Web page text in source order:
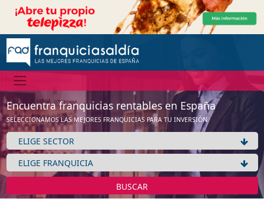
Encuentra franquicias rentables en España
SELECCIONAMOS LAS MEJORES FRANQUICIAS PARA TU INVERSIÓN
BUSCAR